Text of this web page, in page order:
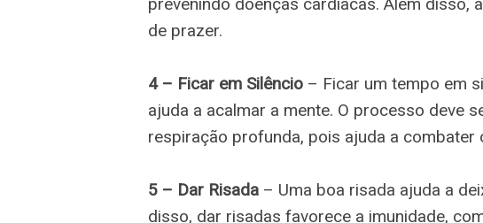
de prazer.
4 – Ficar em Silêncio – Ficar um tempo em
ajuda a acalmar a mente. O processo deve
respiração profunda, pois ajuda a combater
5 – Dar Risada – Uma boa risada ajuda a
disso, dar risadas favorece a imunidade,